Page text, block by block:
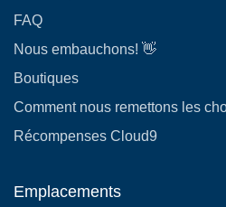
FAQ
Nous embauchons! 👋
Boutiques
Comment nous remettons les
Récompenses Cloud9
Emplacements